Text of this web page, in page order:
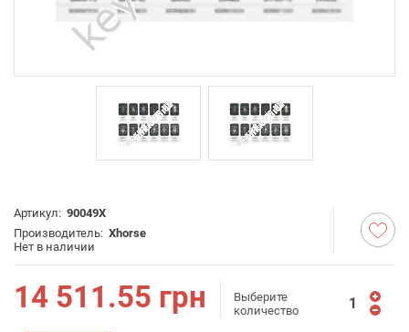
Артикул: 90049X
Производитель: Xhorse
Нет в наличии
14 511.55 грн
Выберите
количество